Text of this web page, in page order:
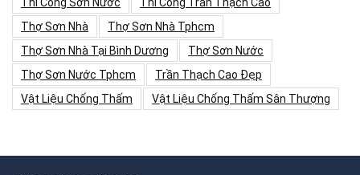
Thợ Sơn Nhà
Thợ Sơn Nhà Tphcm
Thợ Sơn Nhà Tại Bình Dương
Thợ Sơn Nước
Thợ Sơn Nước Tphcm
Trần Thạch Cao Đẹp
Vật Liệu Chống Thấm
Vật Liệu Chống Thấm Sân Thượng